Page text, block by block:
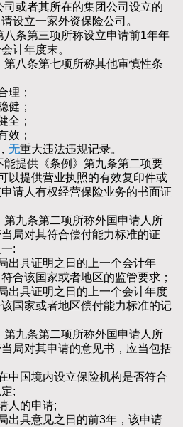
者其所在的集团公司设立的
设立一家外资保险公司。
第三项所称设立申请前1年年
计年度末。
条第七项所称其他审慎性条
；
；
；
；
无重大违法违规记录。
供《条例》第九条第二项要
以提供营业执照的有效复印件或
请人有权经营保险业务的书面证
条第二项所称外国申请人所
局对其符合偿付能力标准的证
:
证明之日的上一个会计年
合该国家或者地区的监管要求；
证明之日的上一个会计年度
国家或者地区偿付能力标准的记
条第二项所称外国申请人所
局对其申请的意见书，应当包括
境内设立保险机构是否符合
;
的申请;
意见之日的前3年，该申请